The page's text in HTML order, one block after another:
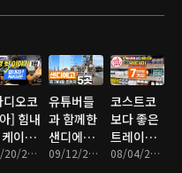
디오코
] 힘내
이타
영 뒷
09/20/2022 • 18분
유튜버들
과 함께한
샌디에고
여행 엄선
09/12/2022 • 15분
코스트코
보다 좋은
트레이더
조 비타민
08/04/2022 • 7분